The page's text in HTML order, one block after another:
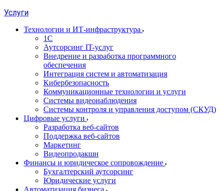
Услуги
Технологии и ИТ-инфраструктура
1С
Аутсорсинг IT-услуг
Внедрение и разработка программного
обеспечения
Интеграция систем и автоматизация
Кибербезопасность
Коммуникационные технологии и услуги
Системы видеонаблюдения
Системы контроля и управления доступом (СКУД)
Цифровые услуги
Разработка веб-сайтов
Поддержка веб-сайтов
Маркетинг
Видеопродакшн
Финансы и юридическое сопровождение
Бухгалтерский аутсорсинг
Юридические услуги
Автоматизация бизнеса